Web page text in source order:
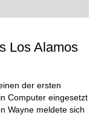
Los Alamos
der ersten
Computer eingesetzt
Wayne meldete sich